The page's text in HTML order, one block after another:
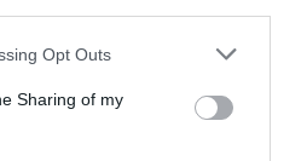
app uses one or more Google
behaviour. You may click to
and its third-party tags to
purposes in below Google
Opt Outs
Sharing of my
στα προπολεμικά
της φωτιάς στη Μικρή Βίγλα